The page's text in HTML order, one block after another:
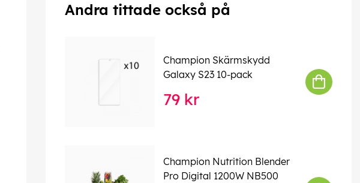
Andra tittade också på
Champion Skärmskydd
Galaxy S23 10-pack
79 kr
Champion Nutrition Blender
Pro Digital 1200W NB500